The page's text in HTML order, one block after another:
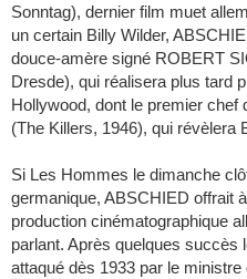
Sonntag), dernier film muet
un certain Billy Wilder,
douce-amère signé ROBERT
Dresde), qui réalisera plus tard
Hollywood, dont le premier
(The Killers, 1946), qui révèlera
Si Les Hommes le dimanche
germanique, ABSCHIED offrait
production cinématographique
parlant. Après quelques
attaqué dès 1933 par le